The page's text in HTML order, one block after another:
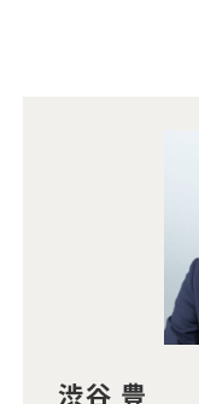
渋谷 豊